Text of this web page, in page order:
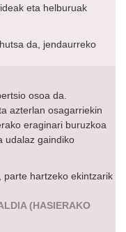
eta helburuak
da, jendaurreko
osoa da.
azterlan osagarriekin
eraginari buruzkoa
udalaz gaindiko
parte hartzeko ekintzarik
(HASIERAKO